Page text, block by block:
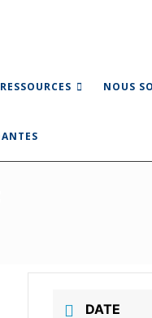
RESSOURCES NOUS
DATE